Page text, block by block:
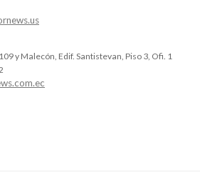
y Malecón, Edif. Santistevan, Piso 3, Ofi. 1